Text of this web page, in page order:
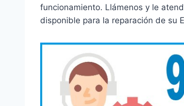
funcionamiento. Llámenos y le
disponible para la reparación de su